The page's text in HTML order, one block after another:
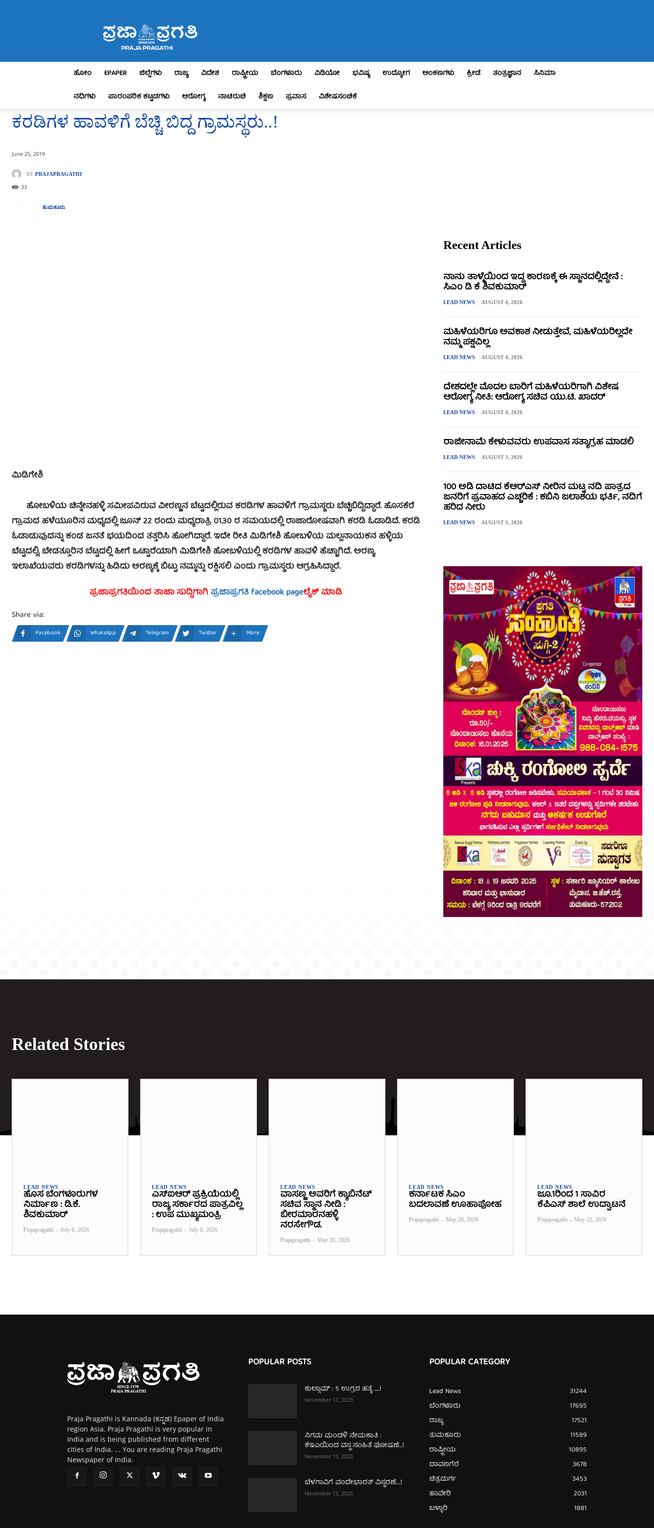
Pragathi
ಹೋಂ EPAPER ಜಿಲ್ಲೆಗಳು ರಾಜ್ಯ ವಿದೇಶ ರಾಷ್ಟ್ರೀಯ ಬೆಂಗಳೂರು ವಿಡಿಯೋ ಭವಿಷ್ಯ ಉದ್ಯೋಗ ಅಂಕಣಗಳು ಕ್ರೀಡೆ ತಂತ್ರಜ್ಞಾನ
ಸಿನಿಮಾ
ನದಿಗಳು
ಪಾರಂಪರಿಕ ಕಟ್ಟಡಗಳು ಆರೋಗ್ಯ ನಾಟಿರುಚಿ ಶಿಕ್ಷಣ ಪ್ರವಾಸ ವಿಶೇಷಸಂಚಿಕೆ
ಕರಡಿಗಳ ಹಾವಳಿಗೆ ಬೆಚ್ಚಿ ಬಿದ್ದ ಗ್ರಾಮಸ್ಥರು..!
June 25, 2019
BY PRAJAPRAGATHI
33
ತುಮಕೂರು
ಮಿಡಿಗೇಶಿ
ಹೋಬಳಿಯ ಚಿನ್ನೇನಹಳ್ಳಿ ಸಮೀಪವಿರುವ ವೀರಣ್ಣನ ಬೆಟ್ಟದಲ್ಲಿರುವ ಕರಡಿಗಳ ಹಾವಳಿಗೆ ಗ್ರಾಮಸ್ಥರು ಬೆಚ್ಚಿಬಿದ್ದಿದ್ದಾರೆ. ಹೊಸಕೆರೆ
ಗ್ರಾಮದ ಹಳೆಯೂರಿನ ಮಧ್ಯದಲ್ಲಿ ಜೂನ್ 22 ರಂದು ಮಧ್ಯರಾತ್ರಿ 01.30 ರ ಸಮಯದಲ್ಲಿ ರಾಜಾರೋಷವಾಗಿ ಕರಡಿ ಓಡಾಡಿದೆ. ಕರಡಿ
ಓಡಾಡುವುದನ್ನು ಕಂಡ ಜನತೆ ಭಯದಿಂದ ತತ್ತರಿಸಿ ಹೋಗಿದ್ದಾರೆ. ಇದೇ ರೀತಿ ಮಿಡಿಗೇಶಿ ಹೋಬಳಿಯ ಮಲ್ಲನಾಯಕನ ಹಳ್ಳಿಯ
ಬೆಟ್ಟದಲ್ಲಿ, ಬೇಡತ್ತೂರಿನ ಬೆಟ್ಟದಲ್ಲಿ ಹೀಗೆ ಒಟ್ಟಾರೆಯಾಗಿ ಮಿಡಿಗೇಶಿ ಹೋಬಳಿಯಲ್ಲಿ ಕರಡಿಗಳ ಹಾವಳಿ ಹೆಚ್ಚಾಗಿದೆ. ಅರಣ್ಯ
ಇಲಾಖೆಯವರು ಕರಡಿಗಳನ್ನು ಹಿಡಿದು ಅರಣ್ಯಕ್ಕೆ ಬಿಟ್ಟು ನಮ್ಮನ್ನು ರಕ್ಷಿಸಲಿ ಎಂದು ಗ್ರಾಮಸ್ಥರು ಆಗ್ರಹಿಸಿದ್ದಾರೆ.
ಪ್ರಜಾಪ್ರಗತಿಯಿಂದ ತಾಜಾ ಸುದ್ದಿಗಾಗಿ ಪ್ರಜಾಪ್ರಗತಿ facebook pageಲೈಕ್ ಮಾಡಿ
Share via:
Facebook WhatsApp Telegram Twitter More
Recent Articles
ನಾನು ತಾಳ್ಮೆಯಿಂದ ಇದ್ದ ಕಾರಣಕ್ಕೆ ಈ ಸ್ಥಾನದಲ್ಲಿದ್ದೇನೆ :
ಸಿಎಂ ಡಿ ಕೆ ಶಿವಕುಮಾರ್
LEAD NEWS AUGUST 4, 2026
ಮಹಿಳೆಯರಿಗೂ ಅವಕಾಶ ನೀಡುತ್ತೇವೆ, ಮಹಿಳೆಯರಿಲ್ಲದೇ
ನಮ್ಮ ಪಕ್ಷವಿಲ್ಲ
LEAD NEWS AUGUST 4, 2026
ದೇಶದಲ್ಲೇ ಮೊದಲ ಬಾರಿಗೆ ಮಹಿಳೆಯರಿಗಾಗಿ ವಿಶೇಷ
ಆರೋಗ್ಯ ನೀತಿ: ಆರೋಗ್ಯ ಸಚಿವ ಯು.ಟಿ. ಖಾದರ್
LEAD NEWS AUGUST 4, 2026
ರಾಜೀನಾಮೆ ಕೇಳುವವರು ಉಪವಾಸ ಸತ್ಯಾಗ್ರಹ ಮಾಡಲಿ
LEAD NEWS AUGUST 3, 2026
100 ಅಡಿ ದಾಟಿದ ಕೆಆರ್‌ಎಸ್ ನೀರಿನ ಮಟ್ಟ ನದಿ ಪಾತ್ರದ
ಜನರಿಗೆ ಪ್ರವಾಹದ ಎಚ್ಚರಿಕೆ : ಕಬಿನಿ ಜಲಾಶಯ ಭರ್ತಿ, ನದಿಗೆ
ಹರಿದ ನೀರು
LEAD NEWS AUGUST 3, 2026
Related Stories
LEAD NEWS
ಹೊಸ ಬೆಂಗಳೂರುಗಳ
ನಿರ್ಮಾಣ : ಡಿ.ಕೆ.
ಶಿವಕುಮಾರ್
Prajapragathi - July 8, 2026
LEAD NEWS
ಎಸ್‌ಐಆರ್ ಪ್ರಕ್ರಿಯೆಯಲ್ಲಿ
ರಾಜ್ಯ ಸರ್ಕಾರದ ಪಾತ್ರವಿಲ್ಲ
: ಉಪ ಮುಖ್ಯಮಂತ್ರಿ
Prajapragathi - July 8, 2026
LEAD NEWS
ವಾಸಣ್ಣ ಅವರಿಗೆ ಕ್ಯಾಬಿನೆಟ್
ಸಚಿವ ಸ್ಥಾನ ನೀಡಿ :
ಬೀರಮಾರನಹಳ್ಳಿ
ನರಸೇಗೌಡ.
Prajapragathi - May 28, 2026
LEAD NEWS
ಕರ್ನಾಟಕ ಸಿಎಂ
ಬದಲಾವಣೆ ಊಹಾಪೋಹ
Prajapragathi - May 26, 2026
LEAD NEWS
ಜೂ.1ರಿಂದ 1 ಸಾವಿರ
ಕೆಪಿಎಸ್ ಶಾಲೆ ಉದ್ಘಾಟನೆ
Prajapragathi - May 22, 2026
Praja Pragathi is Kannada (ಕನ್ನಡ) Epaper of India
region Asia. Praja Pragathi is very popular in
India and is being published from different
cities of India. ... You are reading Praja Pragathi
Newspaper of India.
POPULAR POSTS
ಕುಲ್ಗಾಮ್‌ : 5 ಉಗ್ರರ ಹತ್ಯೆ …..!
November 17, 2023
ನಿಗಮ ಮಂಡಳಿ ನೇಮಕಾತಿ :
ಕೆಇಎಯಿಂದ ವಸ್ತ್ರ ಸಂಹಿತೆ ಘೋಷಣೆ…!
November 15, 2023
ಬೆಳಗಾವಿಗೆ ವಂದೇಭಾರತ್‌ ವಿಸ್ಥರಣೆ….!
November 15, 2023
POPULAR CATEGORY
Lead News
31244
ಬೆಂಗಳೂರು
17695
ರಾಜ್ಯ
17521
ತುಮಕೂರು
11589
ರಾಷ್ಟ್ರೀಯ
10895
ದಾವಣಗೆರೆ
3678
ಚಿತ್ರದುರ್ಗ
3453
ಹಾವೇರಿ
2031
ಬಳ್ಳಾರಿ
1881